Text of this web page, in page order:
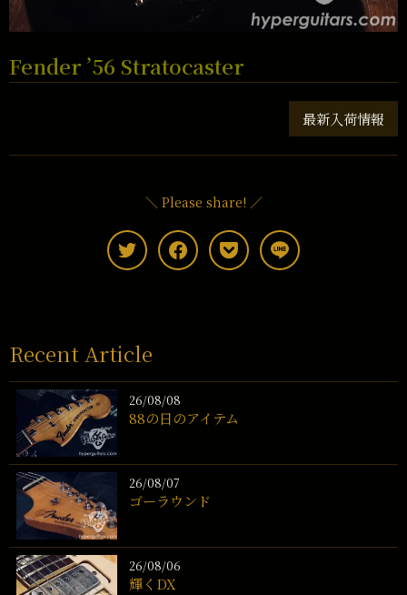
Fender ’56 Stratocaster
最新入荷情報
＼ Please share! ／
Recent Article
26/08/08
88の日のアイテム
26/08/07
ゴーラウンド
26/08/06
輝くDX